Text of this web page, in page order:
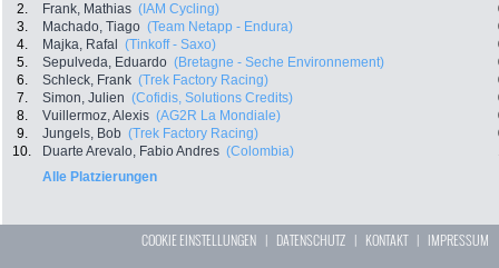
2.
Frank, Mathias (IAM Cycling)
3.
Machado, Tiago (Team Netapp - Endura)
4.
Majka, Rafal (Tinkoff - Saxo)
5.
Sepulveda, Eduardo (Bretagne - Seche Environnement)
6.
Schleck, Frank (Trek Factory Racing)
7.
Simon, Julien (Cofidis, Solutions Credits)
8.
Vuillermoz, Alexis (AG2R La Mondiale)
9.
Jungels, Bob (Trek Factory Racing)
10.
Duarte Arevalo, Fabio Andres (Colombia)
Alle Platzierungen
COOKIE EINSTELLUNGEN | DATENSCHUTZ | KONTAKT| IMPRESSUM